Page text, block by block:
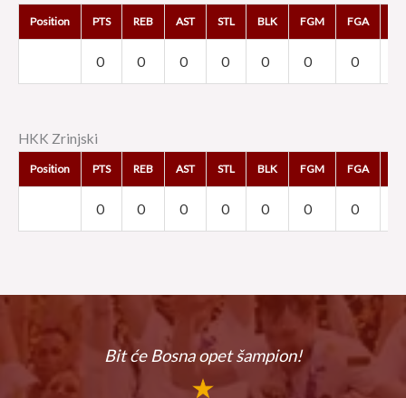
Position PTS REB AST STL BLK FGM FGA
0 0 0 0 0 0 0
HKK Zrinjski
Position PTS REB AST STL BLK FGM FGA
0 0 0 0 0 0 0
Bit će Bosnaopet šampion!